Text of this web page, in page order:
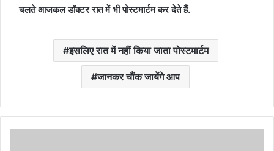
चलते आजकल डॉक्टर रात में भी पोस्टमार्टम कर देते हैं.
इसलिए रात में नहीं किया जाता पोस्टमार्टम
जानकर चौंक जायेंगे आप